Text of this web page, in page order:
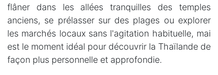
flâner dans les allées tranquilles des temples
anciens, se prélasser sur des plages ou explorer
les marchés locaux sans l'agitation habituelle, mai
est le moment idéal pour découvrir la Thaïlande de
façon plus personnelle et approfondie.